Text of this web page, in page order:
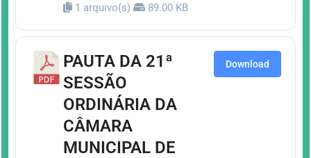
1 arquivo(s) 89.00 KB
PAUTA DA 21ª
SESSÃO
ORDINÁRIA DA
CÂMARA
MUNICIPAL DE
Download